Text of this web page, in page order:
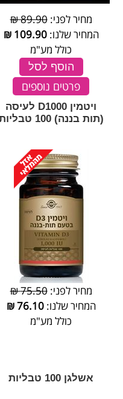
מחיר לפני:89.90 ₪
המחיר שלנו:109.90
₪
כולל מע"מ
הוסף לסל
פרטים נוספים
ויטמין D1000 לעיסה
(תות בננה) 100 טבליות
מחיר לפני:75.50 ₪
המחיר שלנו:76.10
₪
כולל מע"מ
אשלגן 100 טבליות